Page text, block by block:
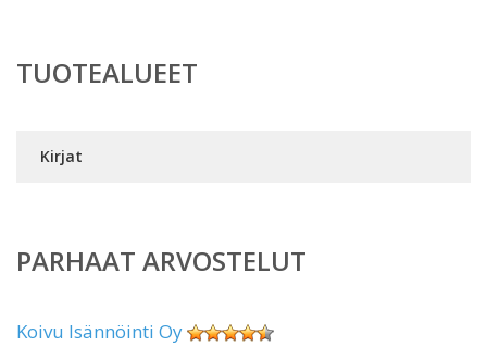
TUOTEALUEET
Kirjat
PARHAAT ARVOSTELUT
Koivu Isännöinti Oy